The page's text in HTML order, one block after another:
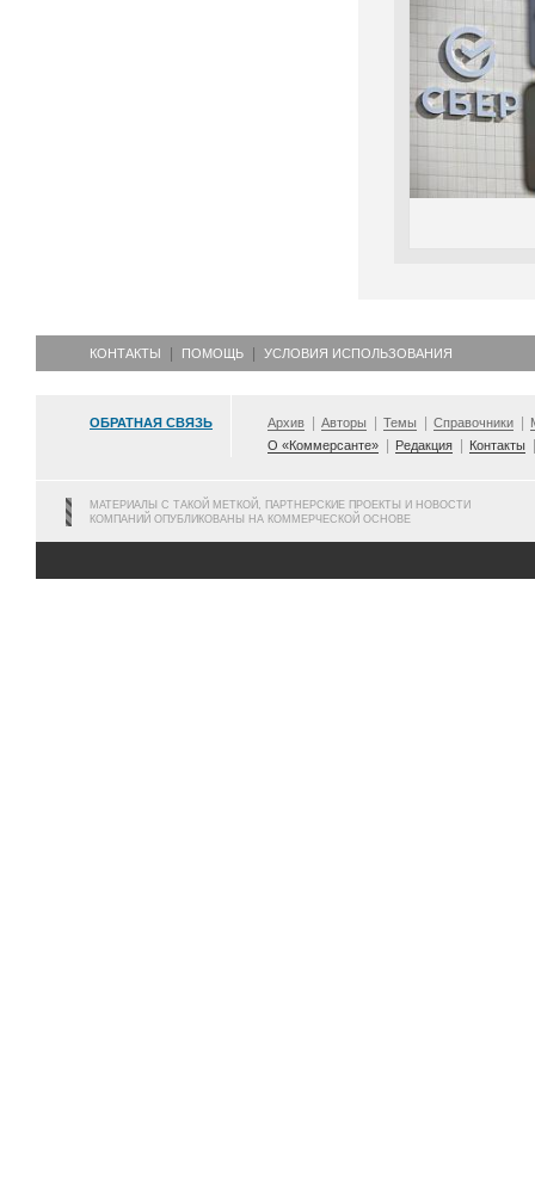
КОНТАКТЫ ПОМОЩЬ УСЛОВИЯ ИСПОЛЬЗОВАНИЯ
ОБРАТНАЯ СВЯЗЬ Архив Авторы Темы Справочники
О «Коммерсанте»
Редакция Контакты
МАТЕРИАЛЫ С ТАКОЙ МЕТКОЙ, ПАРТНЕРСКИЕ ПРОЕКТЫ И НОВОСТИ
КОМПАНИЙ ОПУБЛИКОВАНЫ НА КОММЕРЧЕСКОЙ ОСНОВЕ